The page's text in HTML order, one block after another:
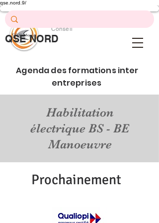
qse.nord.9/
QSE Nord
Conseil
QSE NORD
Agenda des formations inter
entreprises
Habilitation
électrique BS - BE
Manoeuvre
Prochainement